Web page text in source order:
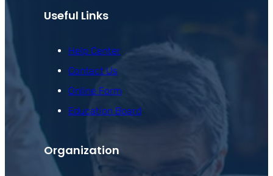
Useful Links
Help Center
Contact Us
Online Form
Education Board
Organization